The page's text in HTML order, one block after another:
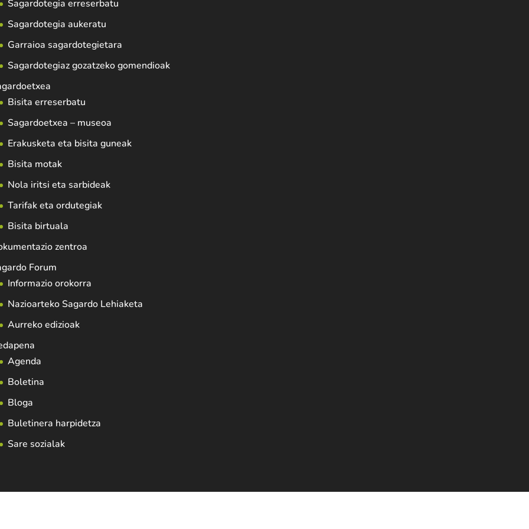
Sagardotegia erreserbatu
Sagardotegia aukeratu
Garraioa sagardotegietara
Sagardotegiaz gozatzeko gomendioak
Bisita erreserbatu
Sagardoetxea – museoa
Erakusketa eta bisita guneak
Bisita motak
Nola iritsi eta sarbideak
Tarifak eta ordutegiak
Bisita birtuala
zentroa
Forum
Informazio orokorra
Nazioarteko Sagardo Lehiaketa
Aurreko edizioak
Agenda
Boletina
Bloga
Buletinera harpidetza
Sare sozialak